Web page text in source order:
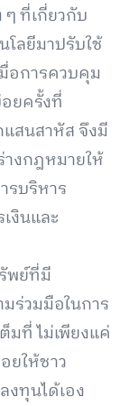
ที่เกี่ยวกับ
โลยีมาปรับใช้
อการควบคุม
ยครั้งที่
สนสาหัส จึงมี
งกฎหมายให้
รบริหาร
งินและ
พย์ที่มี
ร่วมมือในการ
มที่ ไม่เพียงแค่
ยให้ชาว
งทุนได้เอง